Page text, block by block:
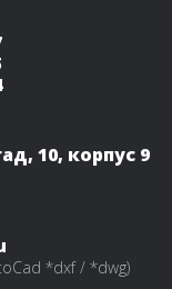
10, корпус 9
*dxf / *dwg)